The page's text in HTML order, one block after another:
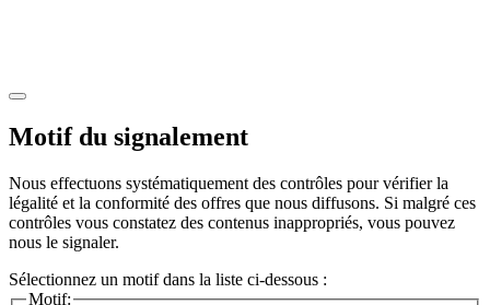
Motif du signalement
Nous effectuons systématiquement des contrôles pour vérifier la
légalité et la conformité des offres que nous diffusons. Si malgré ces
contrôles vous constatez des contenus inappropriés, vous pouvez
nous le signaler.
Sélectionnez un motif dans la liste ci-dessous :
Motif: